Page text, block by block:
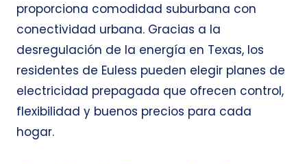
proporciona comodidad suburbana con
conectividad urbana. Gracias a la
desregulación de la energía en Texas, los
residentes de Euless pueden elegir planes de
electricidad prepagada que ofrecen control,
flexibilidad y buenos precios para cada
hogar.